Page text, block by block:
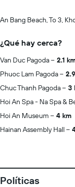
An Bang Beach, To 3,
¿Qué hay cerca?
Van Duc Pagoda
2.1
Phuoc Lam Pagoda
Chuc Thanh Pagoda
3
Hoi An Spa - Na Spa &
Hoi An Museum
4 km
Hainan Assembly Hall
Políticas